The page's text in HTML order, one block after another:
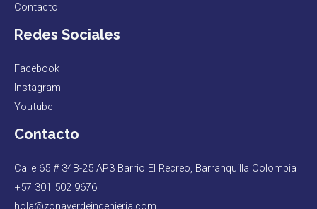
Contacto
Redes Sociales
Facebook
Instagram
Youtube
Contacto
Calle 65 # 34B-25 AP3 Barrio El Recreo, Barranquilla Colombia
+57 301 502 9676
hola@zonaverdeingenieria.com